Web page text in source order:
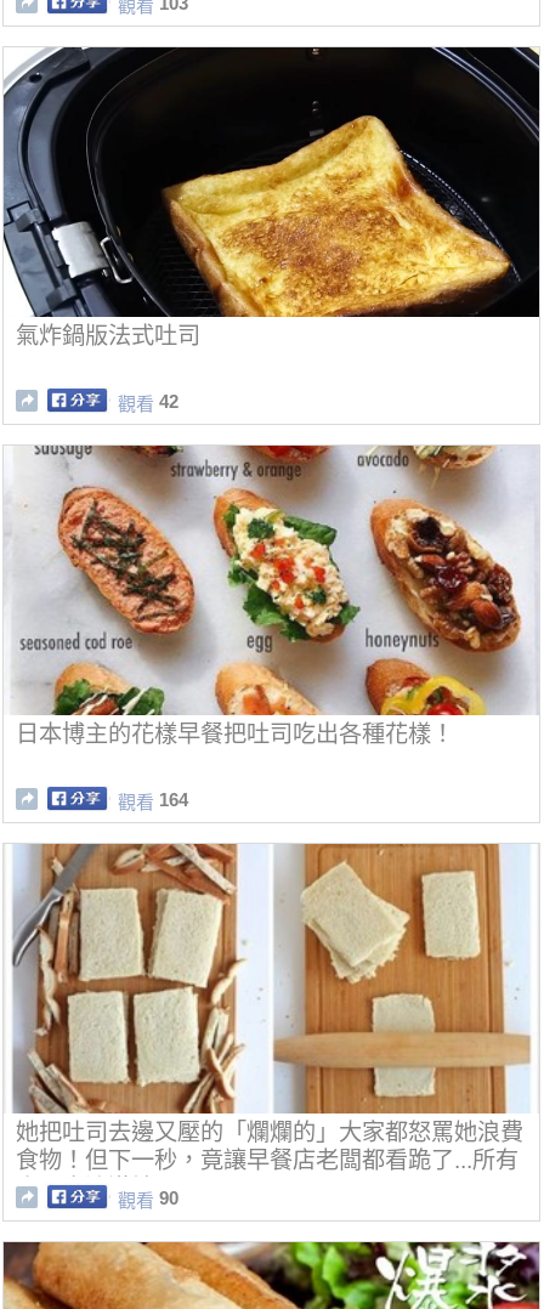
觀看
氣炸鍋版法式吐司
觀看 42
日本博主的花樣早餐把吐司吃出各種花樣！
觀看 164
她把吐司去邊又壓的「爛爛的」大家都怒罵她浪費
食物！但下一秒，竟讓早餐店老闆都看跪了...所有
人口水流滿地！
觀看 90